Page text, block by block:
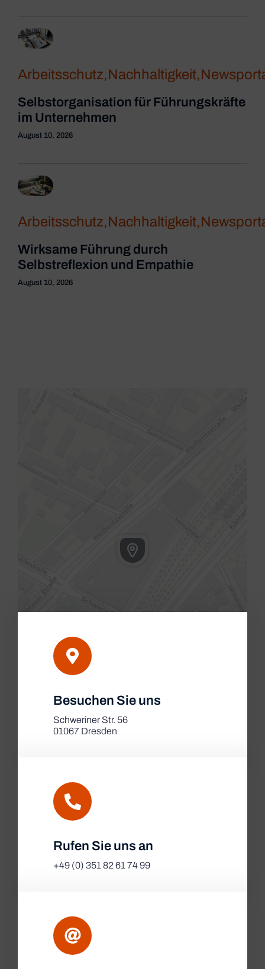
Arbeitsschutz,Nachhaltigkeit,
Selbstorganisation für Führungskräfte
im Unternehmen
August 10, 2026
Arbeitsschutz,Nachhaltigkeit,
Wirksame Führung durch
Selbstreflexion und Empathie
August 10, 2026
|Map tiles byCARTO, underCC BY 3.0
OpenStreetMap, under ODbL.
Besuchen Sie uns
Schweriner Str. 56
01067 Dresden
Rufen Sie uns an
+49 (0) 351 82 61 74 99